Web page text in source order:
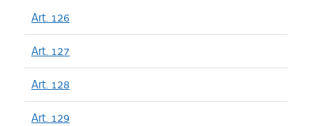
Art. 126
Art. 127
Art. 128
Art. 129